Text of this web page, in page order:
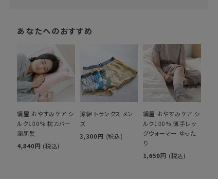
あなたへのおすすめ
絹屋 おやすみケア シ
ルク100% 枕カバー
潤肌髪
4,840円 (税込)
涼綿 トランクス メン
ズ
3,300円 (税込)
絹屋 おやすみケア シ
ルク100% 薄手レッ
グウォーマー ゆった
り
1,650円 (税込)